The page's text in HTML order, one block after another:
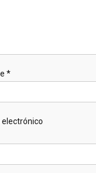
*
electrónico